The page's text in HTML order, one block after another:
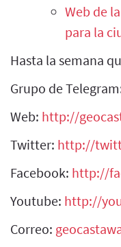
Web de
para la
Hasta la semana
Grupo de
Web: http://
Twitter: http://
Facebook: http://
Youtube: http://
Correo: